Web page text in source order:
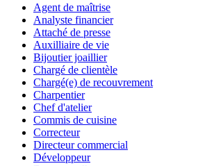
Agent de maîtrise
Analyste financier
Attaché de presse
Auxilliaire de vie
Bijoutier joaillier
Chargé de clientèle
Chargé(e) de recouvrement
Charpentier
Chef d'atelier
Commis de cuisine
Correcteur
Directeur commercial
Développeur